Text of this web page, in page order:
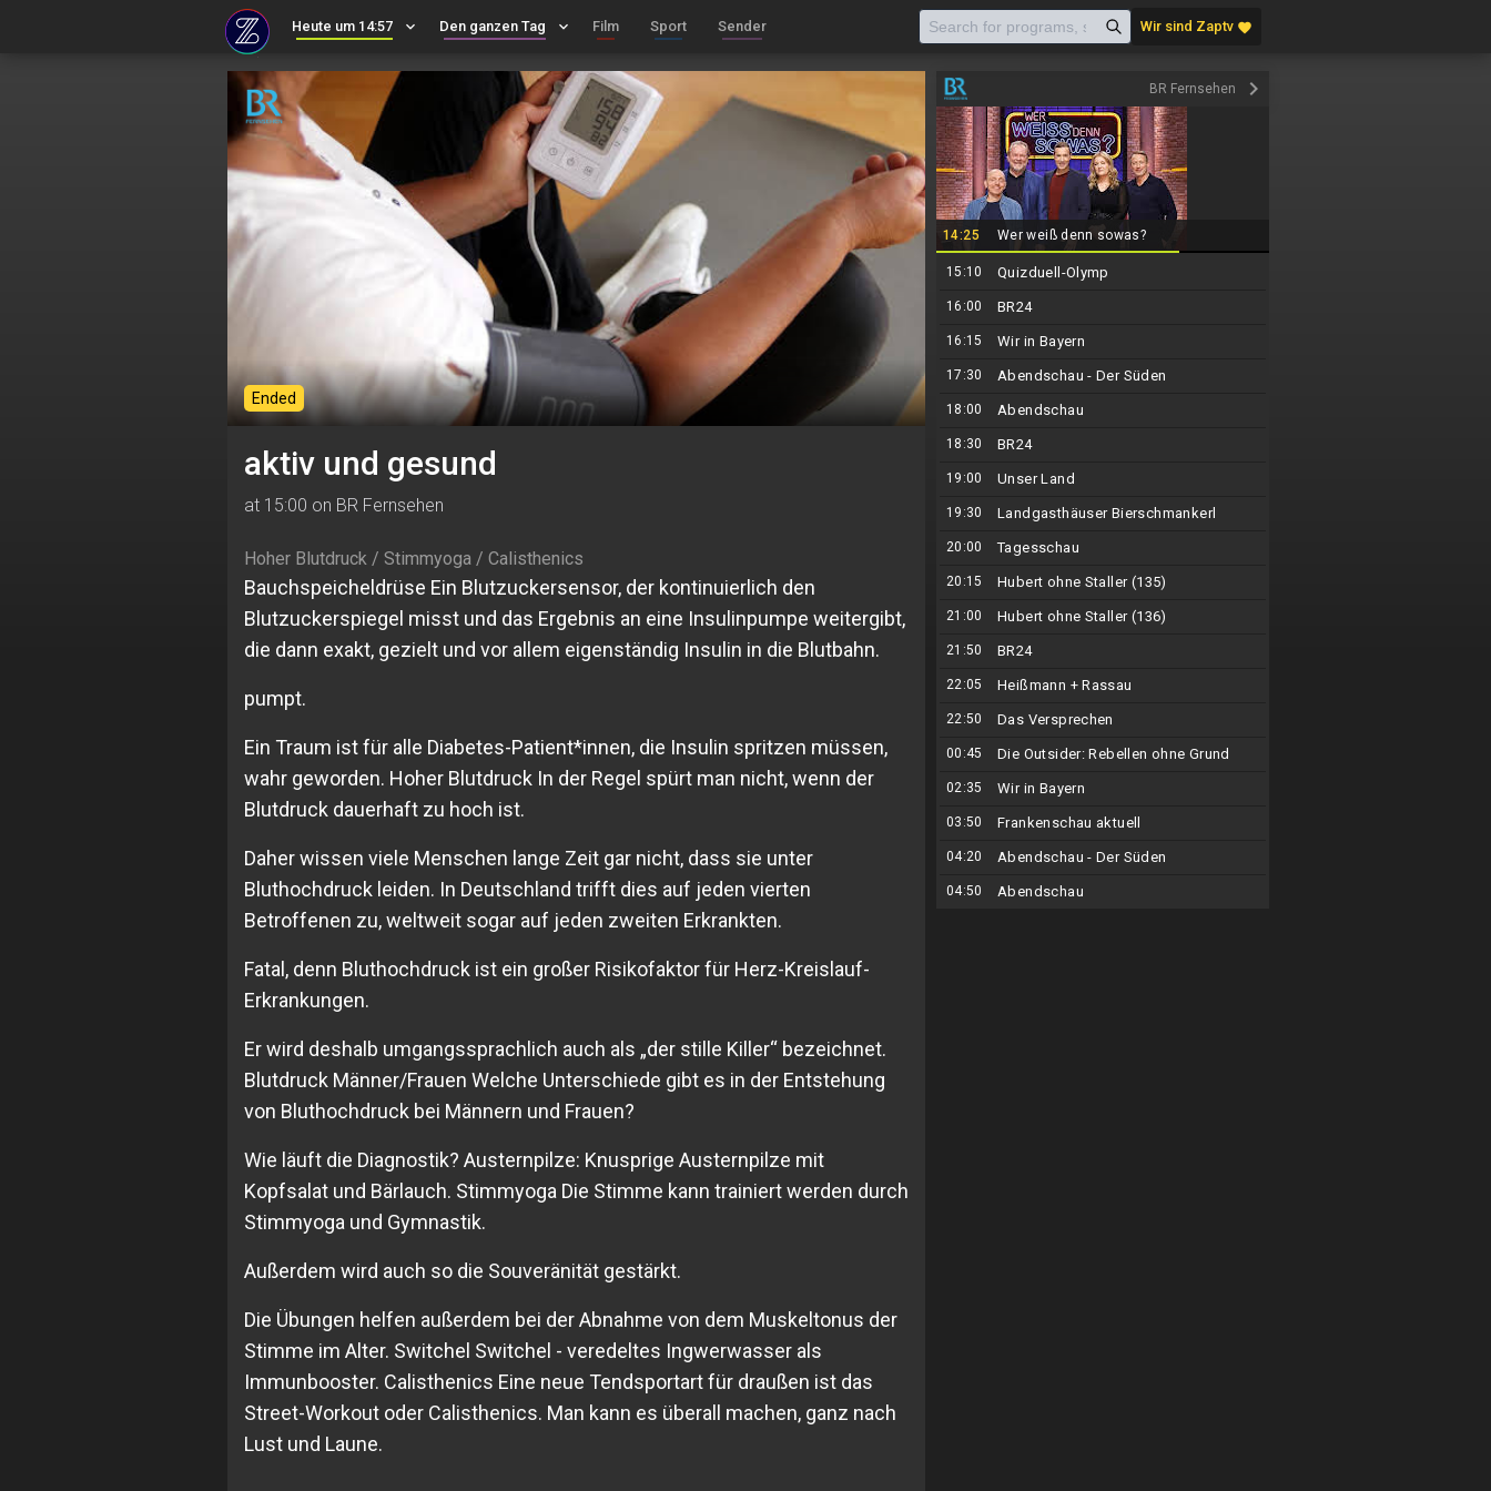
Heute um 14:57 keyboard_arrow_down Den ganzen Tag keyboard_arrow_down Film Sport Sender Wir sind Zaptv favorite
Ended
aktiv und gesund
at 15:00 on BR Fernsehen
Hoher Blutdruck / Stimmyoga / Calisthenics
Bauchspeicheldrüse Ein Blutzuckersensor, der kontinuierlich den
Blutzuckerspiegel misst und das Ergebnis an eine Insulinpumpe weitergibt,
die dann exakt, gezielt und vor allem eigenständig Insulin in die Blutbahn.
pumpt.
Ein Traum ist für alle Diabetes-Patient*innen, die Insulin spritzen müssen,
wahr geworden. Hoher Blutdruck In der Regel spürt man nicht, wenn der
Blutdruck dauerhaft zu hoch ist.
Daher wissen viele Menschen lange Zeit gar nicht, dass sie unter
Bluthochdruck leiden. In Deutschland trifft dies auf jeden vierten
Betroffenen zu, weltweit sogar auf jeden zweiten Erkrankten.
Fatal, denn Bluthochdruck ist ein großer Risikofaktor für Herz-Kreislauf-
Erkrankungen.
Er wird deshalb umgangssprachlich auch als „der stille Killer“ bezeichnet.
Blutdruck Männer/Frauen Welche Unterschiede gibt es in der Entstehung
von Bluthochdruck bei Männern und Frauen?
Wie läuft die Diagnostik? Austernpilze: Knusprige Austernpilze mit
Kopfsalat und Bärlauch. Stimmyoga Die Stimme kann trainiert werden durch
Stimmyoga und Gymnastik.
Außerdem wird auch so die Souveränität gestärkt.
Die Übungen helfen außerdem bei der Abnahme von dem Muskeltonus der
Stimme im Alter. Switchel Switchel - veredeltes Ingwerwasser als
Immunbooster. Calisthenics Eine neue Tendsportart für draußen ist das
Street-Workout oder Calisthenics. Man kann es überall machen, ganz nach
Lust und Laune.
BR Fernsehen keyboard_arrow_right
14:25 Wer weiß denn sowas?
15:10 Quizduell-Olymp
16:00 BR24
16:15 Wir in Bayern
17:30 Abendschau - Der Süden
18:00 Abendschau
18:30 BR24
19:00 Unser Land
19:30 Landgasthäuser Bierschmankerl
20:00 Tagesschau
20:15 Hubert ohne Staller (135)
21:00 Hubert ohne Staller (136)
21:50 BR24
22:05 Heißmann + Rassau
22:50 Das Versprechen
00:45 Die Outsider: Rebellen ohne Grund
02:35 Wir in Bayern
03:50 Frankenschau aktuell
04:20 Abendschau - Der Süden
04:50 Abendschau